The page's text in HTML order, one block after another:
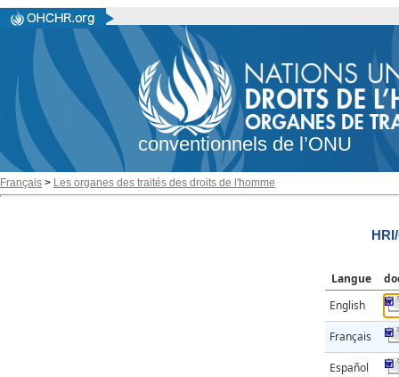
conventionnels de l’ONU
Français > Les organes des traités des droits de l'homme
Langue
English
Français
Español